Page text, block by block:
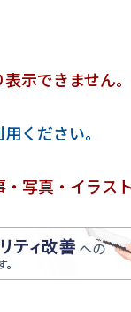
示できません。
ください。
写真・イラス